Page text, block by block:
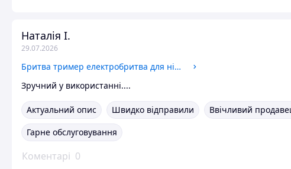
Наталія І.
29.07.2026
Бритва тример електробритва для ніг жіноча електрична Тримери для інтимних зон Депіляція волосся в носі
Зручний у використанні....
Актуальний опис Швидко відправили Ввічливий
Гарне обслуговування
Коментарі 0